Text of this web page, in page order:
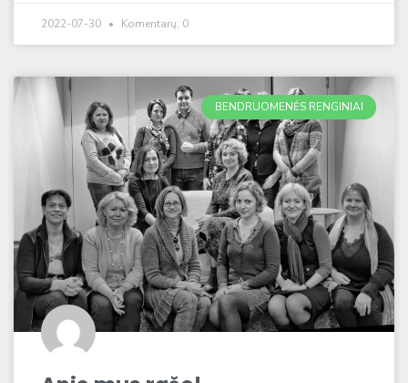
2022-07-30 Komentarų: 0
BENDRUOMENĖS RENGINIAI